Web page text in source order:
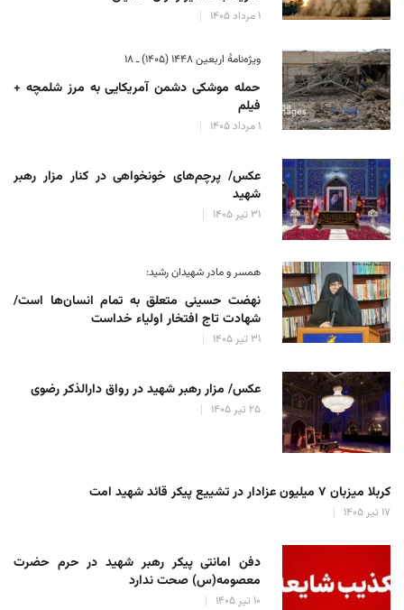
۱ مرداد ۱۴۰۵
ویژه‌نامهٔ اربعین ۱۴۴۸ (۱۴۰۵) ـ ۱۸
حمله موشکی دشمن آمریکایی به مرز شلمچه +
فیلم
۱ مرداد ۱۴۰۵
عکس/ پرچم‌های خونخواهی در کنار مزار رهبر
شهید
۳۱ تیر ۱۴۰۵
همسر و مادر شهیدان رشید:
نهضت حسینی متعلق به تمام انسان‌ها است/
شهادت تاج افتخار اولیاء خداست
۳۱ تیر ۱۴۰۵
عکس/ مزار رهبر شهید در رواق دارالذکر رضوی
۲۵ تیر ۱۴۰۵
کربلا میزبان ۷ میلیون عزادار در تشییع پیکر قائد شهید امت
۱۷ تیر ۱۴۰۵
دفن امانتی پیکر رهبر شهید در حرم حضرت
معصومه(س) صحت ندارد
۱۰ تیر ۱۴۰۵